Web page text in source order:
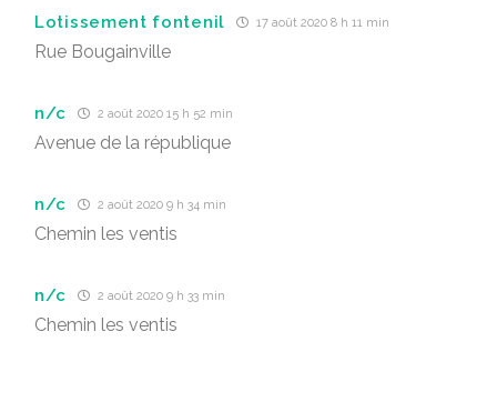
Lotissement fontenil 17 août 2020 8 h 11 min
Rue Bougainville
n/c 2 août 2020 15 h 52 min
Avenue de la république
n/c 2 août 2020 9 h 34 min
Chemin les ventis
n/c 2 août 2020 9 h 33 min
Chemin les ventis